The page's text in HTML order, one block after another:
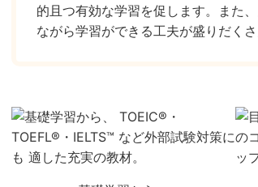
的且つ有効な学習を促します。また
ながら学習ができる工夫が盛りだくさ